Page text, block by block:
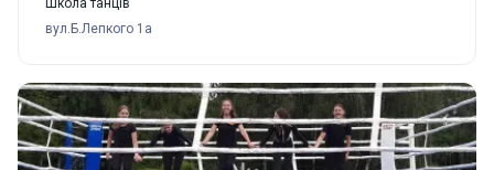
Школа танців
вул.Б.Лепкого 1а